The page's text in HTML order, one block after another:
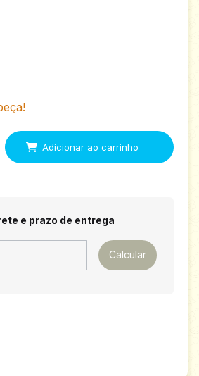
Alterar CEP
e prazo de entrega
Calcular